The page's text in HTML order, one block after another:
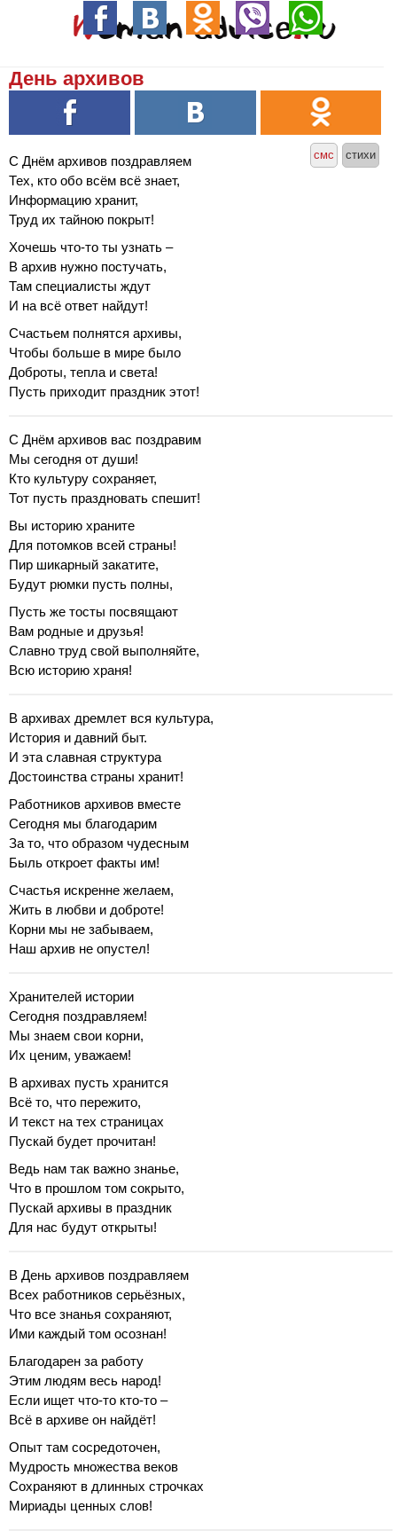
День архивов
смс стихи
С Днём архивов поздравляем
Тех, кто обо всём всё знает,
Информацию хранит,
Труд их тайною покрыт!
Хочешь что-то ты узнать –
В архив нужно постучать,
Там специалисты ждут
И на всё ответ найдут!
Счастьем полнятся архивы,
Чтобы больше в мире было
Доброты, тепла и света!
Пусть приходит праздник этот!
С Днём архивов вас поздравим
Мы сегодня от души!
Кто культуру сохраняет,
Тот пусть праздновать спешит!
Вы историю храните
Для потомков всей страны!
Пир шикарный закатите,
Будут рюмки пусть полны,
Пусть же тосты посвящают
Вам родные и друзья!
Славно труд свой выполняйте,
Всю историю храня!
В архивах дремлет вся культура,
История и давний быт.
И эта славная структура
Достоинства страны хранит!
Работников архивов вместе
Сегодня мы благодарим
За то, что образом чудесным
Быль откроет факты им!
Счастья искренне желаем,
Жить в любви и доброте!
Корни мы не забываем,
Наш архив не опустел!
Хранителей истории
Сегодня поздравляем!
Мы знаем свои корни,
Их ценим, уважаем!
В архивах пусть хранится
Всё то, что пережито,
И текст на тех страницах
Пускай будет прочитан!
Ведь нам так важно знанье,
Что в прошлом том сокрыто,
Пускай архивы в праздник
Для нас будут открыты!
В День архивов поздравляем
Всех работников серьёзных,
Что все знанья сохраняют,
Ими каждый том осознан!
Благодарен за работу
Этим людям весь народ!
Если ищет что-то кто-то –
Всё в архиве он найдёт!
Опыт там сосредоточен,
Мудрость множества веков
Сохраняют в длинных строчках
Мириады ценных слов!